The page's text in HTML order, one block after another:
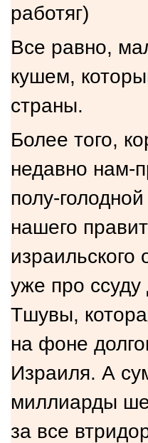
работяг)
Все равно,
кушем,
страны.
Более того,
недавно нам-
полу-
нашего
израильского
уже про ссуду
Тшувы,
на фоне
Израиля. А
миллиарды
за все